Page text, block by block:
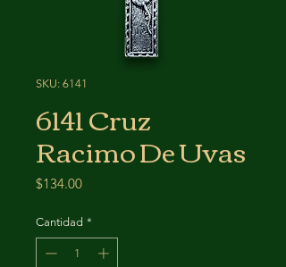
SKU: 6141
6141 Cruz
Racimo De Uvas
$134.00Precio
Cantidad *